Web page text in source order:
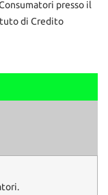
*
finalità di
presso il
di Credito